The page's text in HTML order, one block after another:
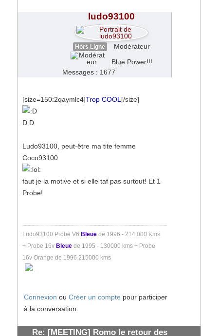
ludo93100
Hors Ligne
Modérateur
Blue Power!!!
Messages : 1677
[size=150:2qaymlc4]Trop COOL [/size]
D D
Ludo93100, peut-être ma tite femme
Coco93100
faut je la motive et si elle taf pas surtout! Et 1
Probe!
Ludo93100 Probe V6 Bleue de 1996 - 214 000 Kms
+ Probe 16v Bleue de 1995 - 130000 kms + Probe
16v Orange de 1996 215000 kms
Connexion ou Créer un compte pour participer
à la conversation.
Re: [MEETING] Romo le retour des